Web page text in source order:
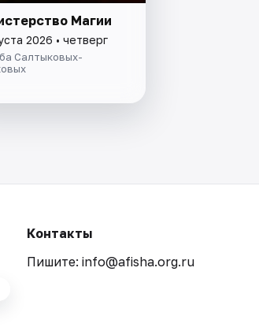
Магии
2026 • четверг
Салтыковых-
Контакты
Пишите: info@afisha.org.ru